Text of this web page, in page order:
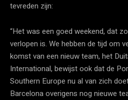
tevreden zijn:
“Het was een goed weekend, dat
verlopen is. We hebben de tijd om
komst van een nieuw team, het
International, bewijst ook dat de
Southern Europe nu al van zich
Barcelona overigens nog nieuwe